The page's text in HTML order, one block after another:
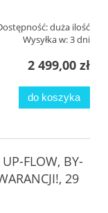
duża ilość
Wysyłka w:3 dni
2 499,00 zł
do koszyka
FLOW, BY-
29